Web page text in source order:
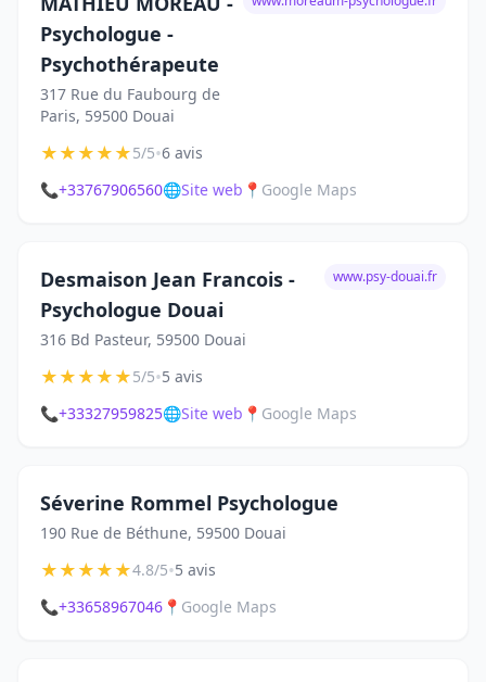
Psychologue -
Psychothérapeute
317 Rue du Faubourg de
Paris, 59500 Douai
★★★★★5/5•6 avis
📞+33767906560🌐Site web 📍 Google Maps
Desmaison Jean Francois -
Psychologue Douai
316 Bd Pasteur, 59500 Douai
www.psy-douai.fr
★★★★★5/5•5 avis
📞+33327959825🌐Site web 📍 Google Maps
Séverine Rommel Psychologue
190 Rue de Béthune, 59500 Douai
★★★★★4.8/5•5 avis
📞+33658967046 📍 Google Maps